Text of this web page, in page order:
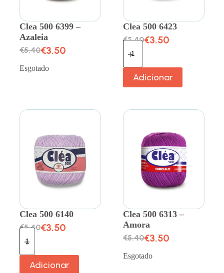
Clea 500 6399 –
Azaleia
€5.40€3.50
Esgotado
Clea 500 6423
€5.40€3.50
Adicionar
Clea 500 6140
€5.40€3.50
Adicionar
Clea 500 6313 –
Amora
€5.40€3.50
Esgotado